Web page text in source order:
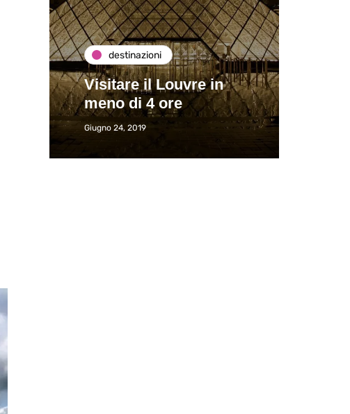
destinazioni
Visitare il Louvre in
meno di 4 ore
Giugno 24, 2019